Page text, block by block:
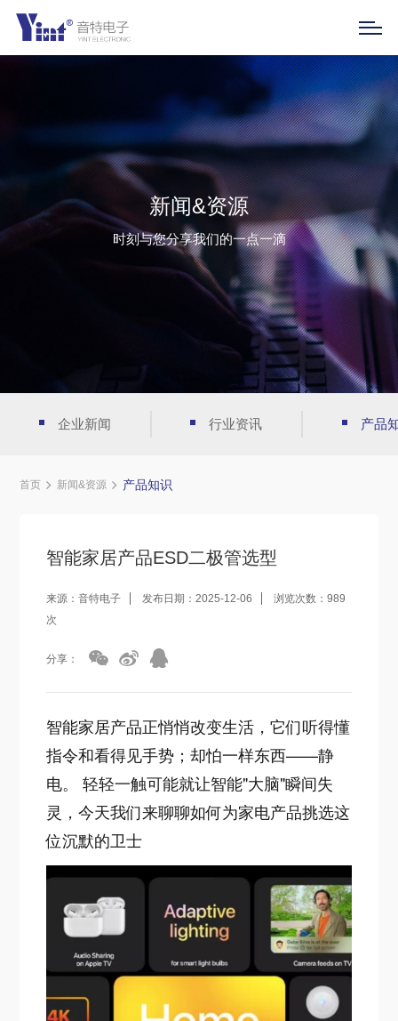
新闻&资源
时刻与您分享我们的一点一滴
企业新闻 行业资讯 产品
首页 新闻&资源 产品知识
智能家居产品ESD二极管选型
来源：音特电子 发布日期：2025-12-06
浏览次数：989
次
分享：
智能家居产品正悄悄改变生活，它们听得懂
指令和看得见手势；却怕一样东西——静
电。 轻轻一触可能就让智能"大脑"瞬间失
灵，今天我们来聊聊如何为家电产品挑选这
位沉默的卫士